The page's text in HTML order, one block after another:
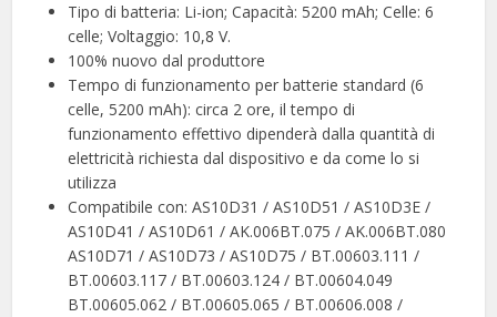
Tipo di batteria: Li-ion; Capacità: 5200 mAh; Celle: 6
celle; Voltaggio: 10,8 V.
100% nuovo dal produttore
Tempo di funzionamento per batterie standard (6
celle, 5200 mAh): circa 2 ore, il tempo di
funzionamento effettivo dipenderà dalla quantità di
elettricità richiesta dal dispositivo e da come lo si
utilizza
Compatibile con: AS10D31 / AS10D51 / AS10D3E /
AS10D41 / AS10D61 / AK.006BT.075 / AK.006BT.080
AS10D71 / AS10D73 / AS10D75 / BT.00603.111 /
BT.00603.117 / BT.00603.124 / BT.00604.049
BT.00605.062 / BT.00605.065 / BT.00606.008 /